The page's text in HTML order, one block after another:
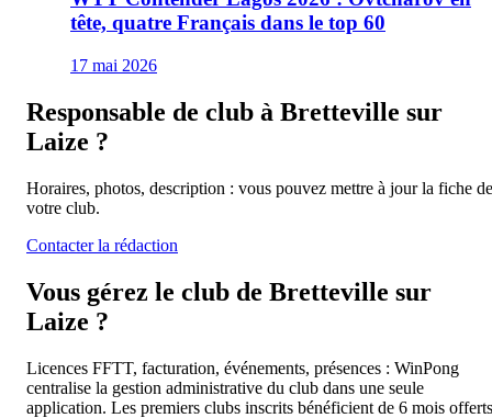
tête, quatre Français dans le top 60
17 mai 2026
Responsable de club à Bretteville sur
Laize ?
Horaires, photos, description : vous pouvez mettre à jour la fiche de
votre club.
Contacter la rédaction
Vous gérez le club de Bretteville sur
Laize ?
Licences FFTT, facturation, événements, présences : WinPong
centralise la gestion administrative du club dans une seule
application. Les premiers clubs inscrits bénéficient de 6 mois